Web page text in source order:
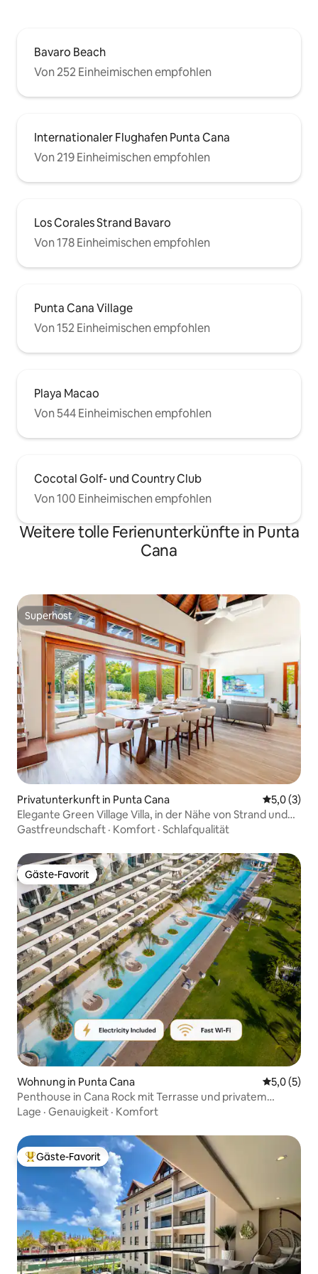
Bavaro Beach
Von 252 Einheimischen empfohlen
Internationaler Flughafen Punta Cana
Von 219 Einheimischen empfohlen
Los Corales Strand Bavaro
Von 178 Einheimischen empfohlen
Punta Cana Village
Von 152 Einheimischen empfohlen
Playa Macao
Von 544 Einheimischen empfohlen
Cocotal Golf- und Country Club
Von 100 Einheimischen empfohlen
Weitere tolle Ferienunterkünfte in Punta
Cana
Superhost
Superhost
Privatunterkunft in Punta Cana
5,0 (3)
Elegante Green Village Villa, in der Nähe von Strand und
Golfplatz
Gastfreundschaft · Komfort · Schlafqualität
Gäste-Favorit
Gäste-Favorit
Wohnung in Punta Cana
5,0 (5)
Penthouse in Cana Rock mit Terrasse und privatem
Whirlpool
Lage · Genauigkeit · Komfort
Beliebter Gäste-Favorit.
Gäste-Favorit